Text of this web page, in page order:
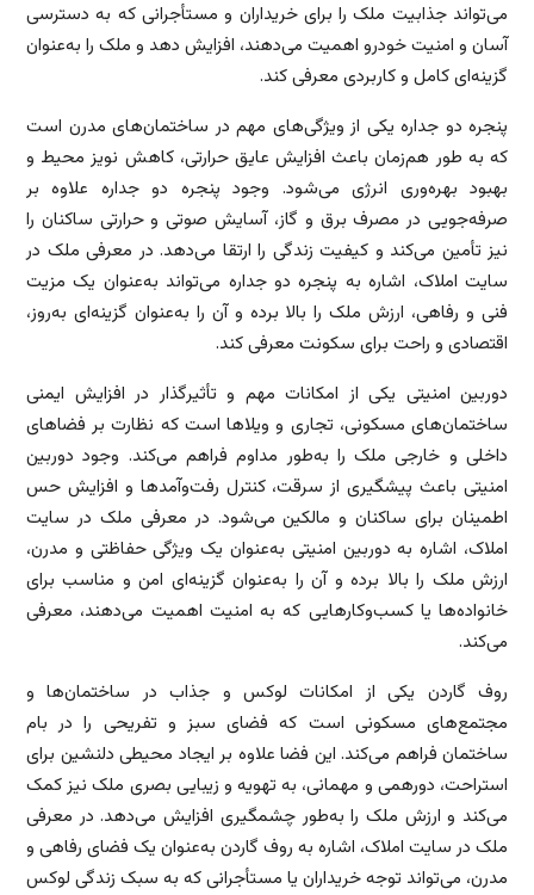
می‌تواند جذابیت ملک را برای خریداران و مستأجرانی که به دسترسی
آسان و امنیت خودرو اهمیت می‌دهند، افزایش دهد و ملک را به‌عنوان
گزینه‌ای کامل و کاربردی معرفی کند.
پنجره دو جداره یکی از ویژگی‌های مهم در ساختمان‌های مدرن است
که به طور هم‌زمان باعث افزایش عایق حرارتی، کاهش نویز محیط و
بهبود بهره‌وری انرژی می‌شود. وجود پنجره دو جداره علاوه بر
صرفه‌جویی در مصرف برق و گاز، آسایش صوتی و حرارتی ساکنان را
نیز تأمین می‌کند و کیفیت زندگی را ارتقا می‌دهد. در معرفی ملک در
سایت املاک، اشاره به پنجره دو جداره می‌تواند به‌عنوان یک مزیت
فنی و رفاهی، ارزش ملک را بالا برده و آن را به‌عنوان گزینه‌ای به‌روز،
اقتصادی و راحت برای سکونت معرفی کند.
دوربین امنیتی یکی از امکانات مهم و تأثیرگذار در افزایش ایمنی
ساختمان‌های مسکونی، تجاری و ویلاها است که نظارت بر فضاهای
داخلی و خارجی ملک را به‌طور مداوم فراهم می‌کند. وجود دوربین
امنیتی باعث پیشگیری از سرقت، کنترل رفت‌وآمدها و افزایش حس
اطمینان برای ساکنان و مالکین می‌شود. در معرفی ملک در سایت
املاک، اشاره به دوربین امنیتی به‌عنوان یک ویژگی حفاظتی و مدرن،
ارزش ملک را بالا برده و آن را به‌عنوان گزینه‌ای امن و مناسب برای
خانواده‌ها یا کسب‌وکارهایی که به امنیت اهمیت می‌دهند، معرفی
می‌کند.
روف گاردن یکی از امکانات لوکس و جذاب در ساختمان‌ها و
مجتمع‌های مسکونی است که فضای سبز و تفریحی را در بام
ساختمان فراهم می‌کند. این فضا علاوه بر ایجاد محیطی دلنشین برای
استراحت، دورهمی و مهمانی، به تهویه و زیبایی بصری ملک نیز کمک
می‌کند و ارزش ملک را به‌طور چشمگیری افزایش می‌دهد. در معرفی
ملک در سایت املاک، اشاره به روف گاردن به‌عنوان یک فضای رفاهی و
مدرن، می‌تواند توجه خریداران یا مستأجرانی که به سبک زندگی لوکس